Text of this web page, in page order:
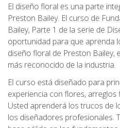
El diseño floral es una parte
Preston Bailey. El curso de
Bailey, Parte 1 de la serie de
oportunidad para que aprenda
diseño floral de Preston Bailey,
más reconocido de la industria.
El curso está diseñado para
experiencia con flores,
Usted aprenderá los trucos de
los diseñadores profesionales.